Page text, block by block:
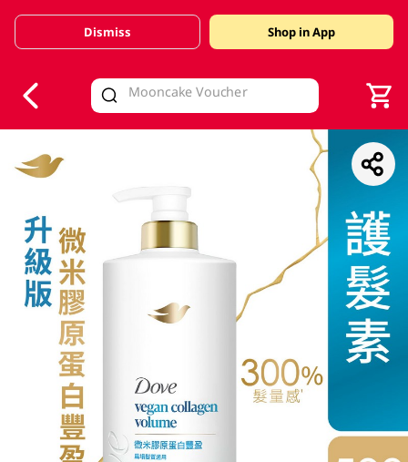
Valid Until 30 June 2026
Dismiss Shop in App